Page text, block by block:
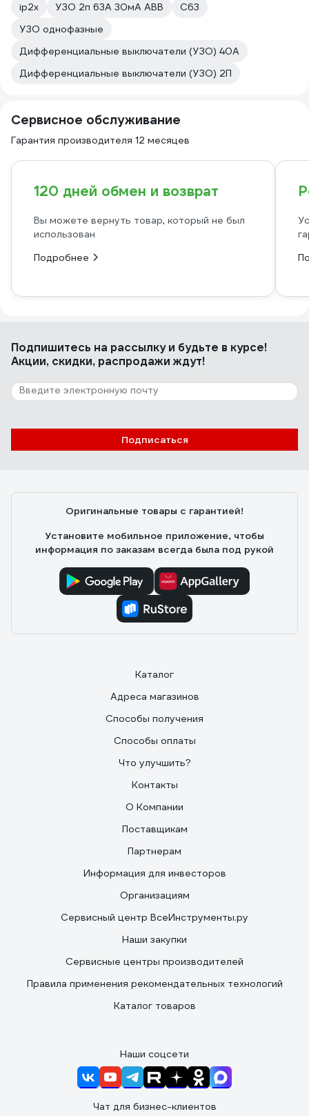
ip2x
УЗО 2п 63А 30мА ABB
С63
УЗО однофазные
Дифференциальные выключатели (УЗО) 40А
Дифференциальные выключатели (УЗО) 2П
Сервисное обслуживание
Гарантия производителя 12 месяцев
120 дней обмен и возврат
Вы можете вернуть товар, который не был
использован
Подробнее
Подпишитесь на рассылкуи будьте в курсе!
Акции, скидки, распродажи ждут!
Подписаться
Оригинальные товары с гарантией!
Установите мобильное приложение, чтобы
информация по заказам всегда была под рукой
Каталог
Адреса магазинов
Способы получения
Способы оплаты
Что улучшить?
Контакты
О Компании
Поставщикам
Партнерам
Информация для инвесторов
Организациям
Сервисный центр ВсеИнструменты.ру
Наши закупки
Сервисные центры производителей
Правила применения рекомендательных технологий
Каталог товаров
Наши соцсети
Чат для бизнес-клиентов